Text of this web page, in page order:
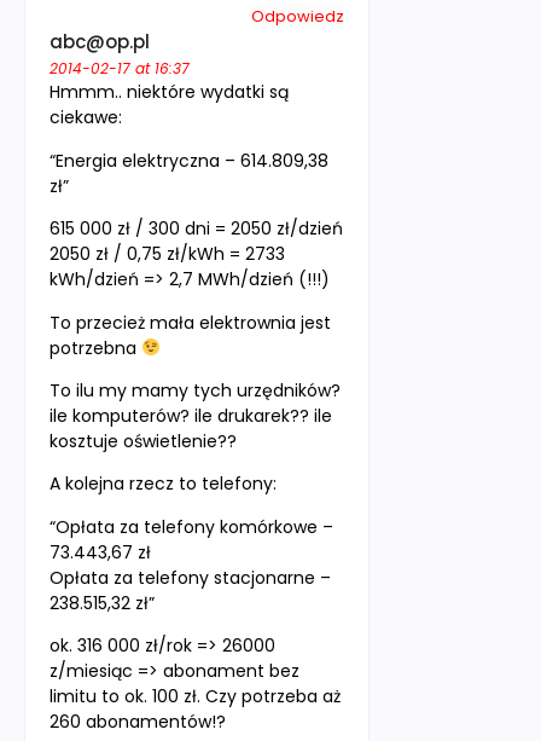
Odpowiedz
abc@op.pl
2014-02-17 at 16:37
Hmmm.. niektóre wydatki są
ciekawe:
“Energia elektryczna – 614.809,38
zł”
615 000 zł / 300 dni = 2050 zł/dzień
2050 zł / 0,75 zł/kWh = 2733
kWh/dzień => 2,7 MWh/dzień (!!!)
To przecież mała elektrownia jest
potrzebna
To ilu my mamy tych urzędników?
ile komputerów? ile drukarek?? ile
kosztuje oświetlenie??
A kolejna rzecz to telefony:
“Opłata za telefony komórkowe –
73.443,67 zł
Opłata za telefony stacjonarne –
238.515,32 zł”
ok. 316 000 zł/rok => 26000
z/miesiąc => abonament bez
limitu to ok. 100 zł. Czy potrzeba aż
260 abonamentów!?